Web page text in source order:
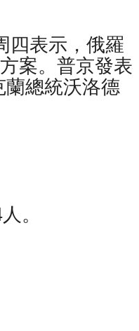
四表示，俄羅
案。普京發表
蘭總統沃洛德
。